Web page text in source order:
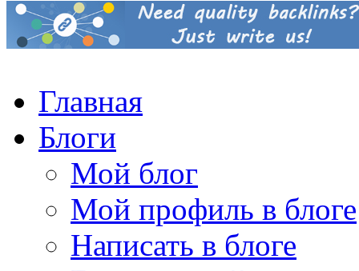
Главная
Блоги
Мой блог
Мой профиль в блоге
Написать в блоге